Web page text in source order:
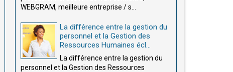
WEBGRAM, meilleure entreprise / s...
La différence entre la gestion du
personnel et la Gestion des
Ressources Humaines écl...
La différence entre la gestion du
personnel et la Gestion des Ressources